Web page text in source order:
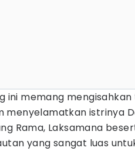
ini memang
menyelamatkan istrinya
Rama, Laksamana
yang sangat luas